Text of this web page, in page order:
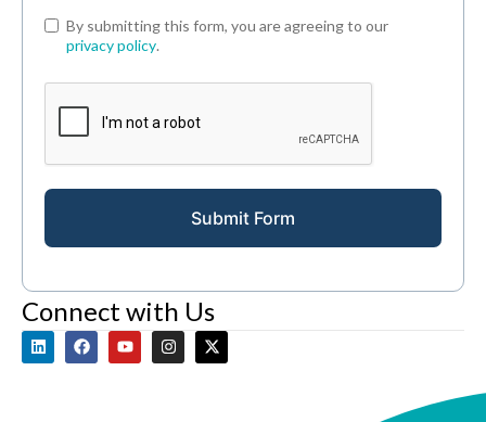
By submitting this form, you are agreeing to our
privacy policy.
Submit Form
Connect with Us